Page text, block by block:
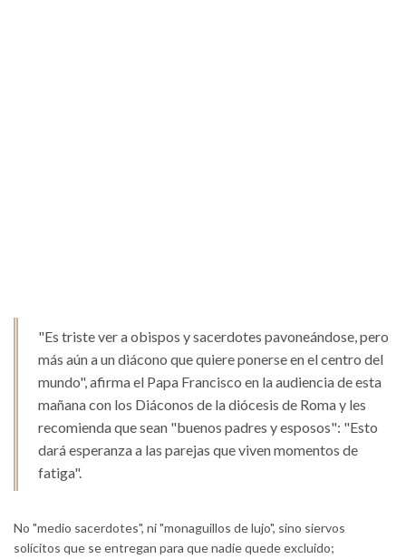
"Es triste ver a obispos y sacerdotes pavoneándose, pero
más aún a un diácono que quiere ponerse en el centro del
mundo", afirma el Papa Francisco en la audiencia de esta
mañana con los Diáconos de la diócesis de Roma y les
recomienda que sean "buenos padres y esposos": "Esto
dará esperanza a las parejas que viven momentos de
fatiga".
No "medio sacerdotes", ni "monaguillos de lujo", sino siervos
solícitos que se entregan para que nadie quede excluido;